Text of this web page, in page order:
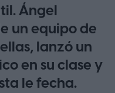
Ángel
un equipo de
lanzó un
en su clase y
le fecha.